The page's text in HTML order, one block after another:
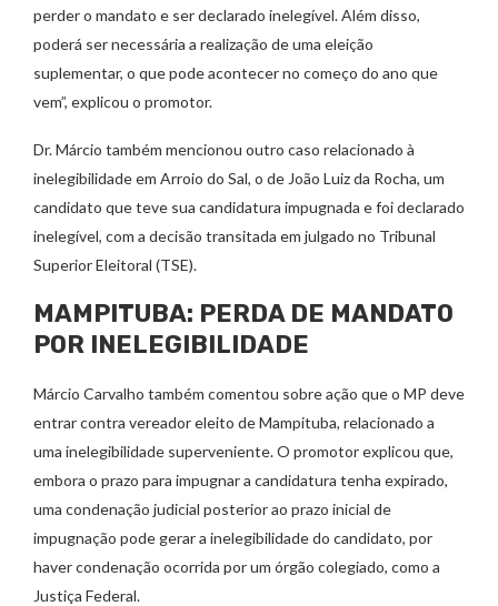
perder o mandato e ser declarado inelegível. Além disso,
poderá ser necessária a realização de uma eleição
suplementar, o que pode acontecer no começo do ano que
vem”, explicou o promotor.
Dr. Márcio também mencionou outro caso relacionado à
inelegibilidade em Arroio do Sal, o de João Luiz da Rocha, um
candidato que teve sua candidatura impugnada e foi declarado
inelegível, com a decisão transitada em julgado no Tribunal
Superior Eleitoral (TSE).
MAMPITUBA: PERDA DE MANDATO
POR INELEGIBILIDADE
Márcio Carvalho também comentou sobre ação que o MP deve
entrar contra vereador eleito de Mampituba, relacionado a
uma inelegibilidade superveniente. O promotor explicou que,
embora o prazo para impugnar a candidatura tenha expirado,
uma condenação judicial posterior ao prazo inicial de
impugnação pode gerar a inelegibilidade do candidato, por
haver condenação ocorrida por um órgão colegiado, como a
Justiça Federal.